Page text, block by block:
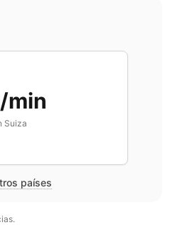
min
Suiza
países